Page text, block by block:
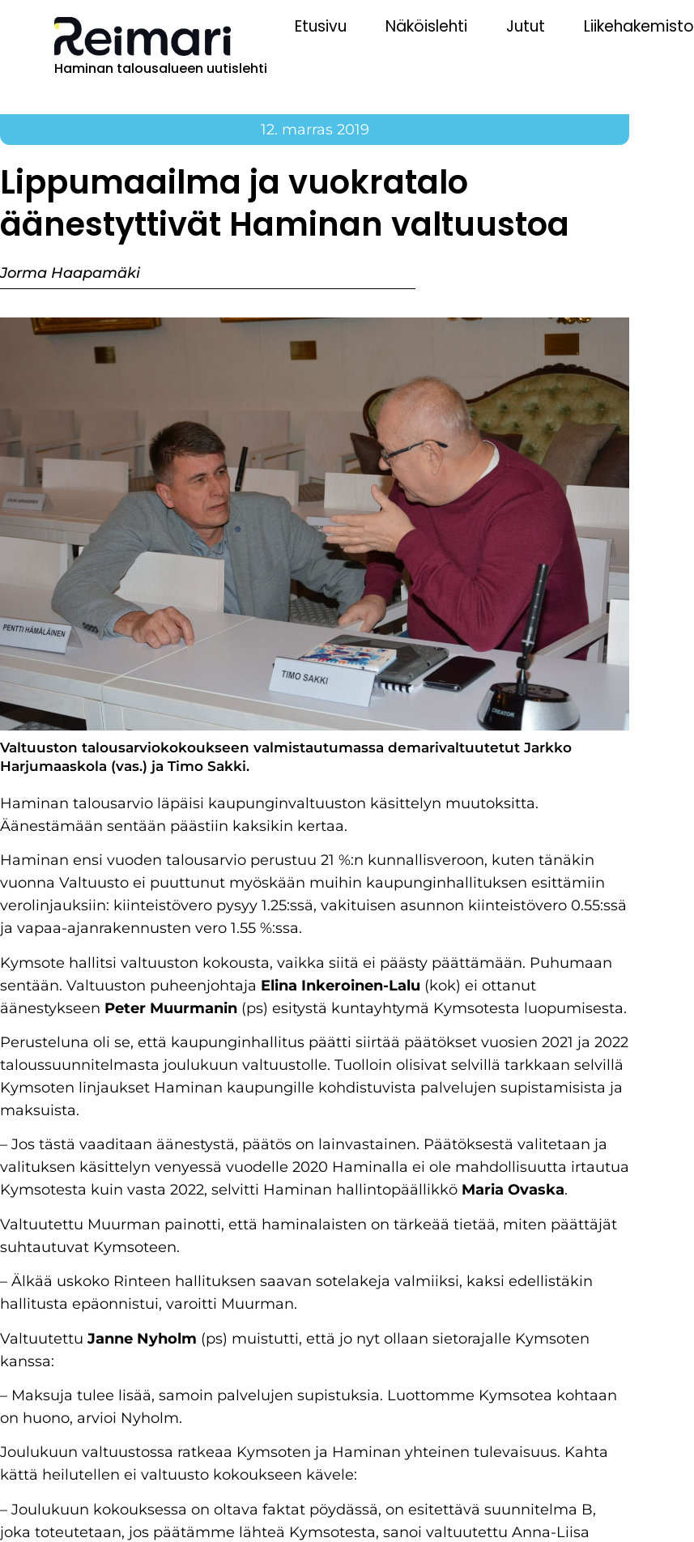
Haminan talousalueen uutislehti
Etusivu Näköislehti Jutut Liikehakemisto
12. marras 2019
Lippumaailma ja vuokratalo
äänestyttivät Haminan valtuustoa
Jorma Haapamäki
Valtuuston talousarviokokoukseen valmistautumassa demarivaltuutetut Jarkko
Harjumaaskola (vas.) ja Timo Sakki.
Haminan talousarvio läpäisi kaupunginvaltuuston käsittelyn muutoksitta.
Äänestämään sentään päästiin kaksikin kertaa.
Haminan ensi vuoden talousarvio perustuu 21 %:n kunnallisveroon, kuten tänäkin
vuonna Valtuusto ei puuttunut myöskään muihin kaupunginhallituksen esittämiin
verolinjauksiin: kiinteistövero pysyy 1.25:ssä, vakituisen asunnon kiinteistövero 0.55:ssä
ja vapaa-ajanrakennusten vero 1.55 %:ssa.
Kymsote hallitsi valtuuston kokousta, vaikka siitä ei päästy päättämään. Puhumaan
sentään. Valtuuston puheenjohtaja Elina Inkeroinen-Lalu (kok) ei ottanut
äänestykseen Peter Muurmanin (ps) esitystä kuntayhtymä Kymsotesta luopumisesta.
Perusteluna oli se, että kaupunginhallitus päätti siirtää päätökset vuosien 2021 ja 2022
taloussuunnitelmasta joulukuun valtuustolle. Tuolloin olisivat selvillä tarkkaan selvillä
Kymsoten linjaukset Haminan kaupungille kohdistuvista palvelujen supistamisista ja
maksuista.
– Jos tästä vaaditaan äänestystä, päätös on lainvastainen. Päätöksestä valitetaan ja
valituksen käsittelyn venyessä vuodelle 2020 Haminalla ei ole mahdollisuutta irtautua
Kymsotesta kuin vasta 2022, selvitti Haminan hallintopäällikkö Maria Ovaska.
Valtuutettu Muurman painotti, että haminalaisten on tärkeää tietää, miten päättäjät
suhtautuvat Kymsoteen.
– Älkää uskoko Rinteen hallituksen saavan sotelakeja valmiiksi, kaksi edellistäkin
hallitusta epäonnistui, varoitti Muurman.
ValtuutettuJanne Nyholm (ps) muistutti, että jo nyt ollaan sietorajalle Kymsoten
kanssa:
– Maksuja tulee lisää, samoin palvelujen supistuksia. Luottomme Kymsotea kohtaan
on huono, arvioi Nyholm.
Joulukuun valtuustossa ratkeaa Kymsoten ja Haminan yhteinen tulevaisuus. Kahta
kättä heilutellen ei valtuusto kokoukseen kävele:
– Joulukuun kokouksessa on oltava faktat pöydässä, on esitettävä suunnitelma B,
joka toteutetaan, jos päätämme lähteä Kymsotesta, sanoi valtuutettu Anna-Liisa